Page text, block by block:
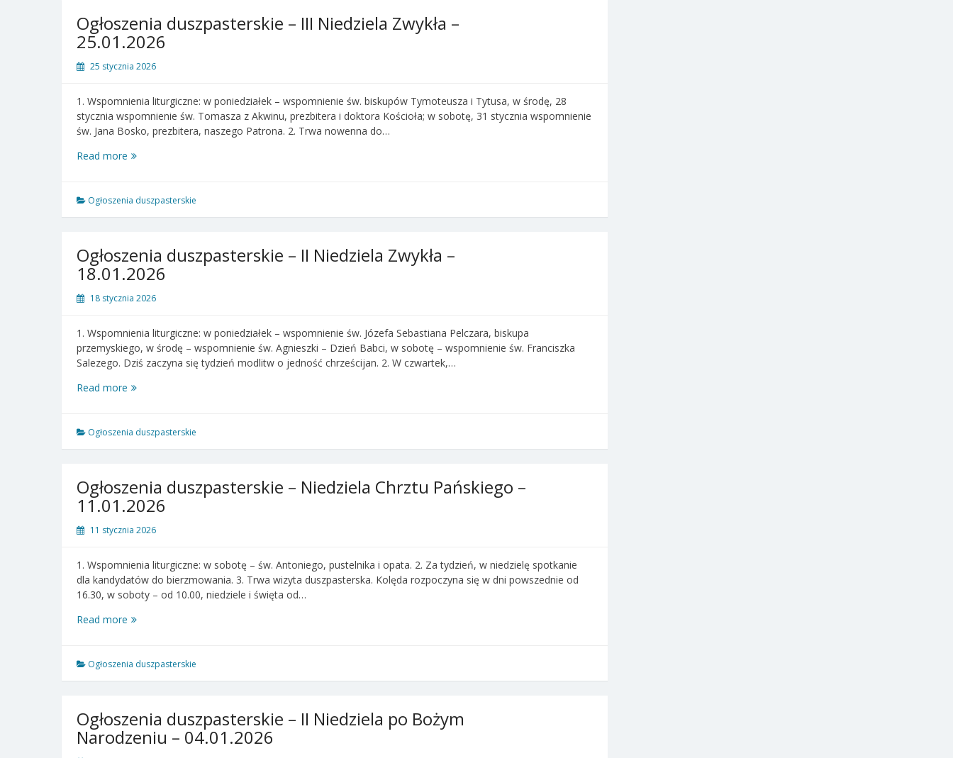
01.02.2026
Ogłoszenia duszpasterskie – III Niedziela Zwykła –
25.01.2026
25 stycznia 2026
1. Wspomnienia liturgiczne: w poniedziałek – wspomnienie św. biskupów Tymoteusza i Tytusa, w środę, 28
stycznia wspomnienie św. Tomasza z Akwinu, prezbitera i doktora Kościoła; w sobotę, 31 stycznia wspomnienie
św. Jana Bosko, prezbitera, naszego Patrona. 2. Trwa nowenna do…
Read more Ogłoszenia
III
Niedziela
25.01.2026
Ogłoszenia duszpasterskie
Ogłoszenia duszpasterskie – II Niedziela Zwykła –
18.01.2026
18 stycznia 2026
1. Wspomnienia liturgiczne: w poniedziałek – wspomnienie św. Józefa Sebastiana Pelczara, biskupa
przemyskiego, w środę – wspomnienie św. Agnieszki – Dzień Babci, w sobotę – wspomnienie św. Franciszka
Salezego. Dziś zaczyna się tydzień modlitw o jedność chrześcijan. 2. W czwartek,…
Read more Ogłoszenia
II
Niedziela
18.01.2026
Ogłoszenia duszpasterskie
Ogłoszenia duszpasterskie – Niedziela Chrztu Pańskiego –
11.01.2026
11 stycznia 2026
1. Wspomnienia liturgiczne: w sobotę – św. Antoniego, pustelnika i opata. 2. Za tydzień, w niedzielę spotkanie
dla kandydatów do bierzmowania. 3. Trwa wizyta duszpasterska. Kolęda rozpoczyna się w dni powszednie od
16.30, w soboty – od 10.00, niedziele i święta od…
Read more Ogłoszenia
Niedziela
Chrztu
11.01.2026
Ogłoszenia duszpasterskie
Ogłoszenia duszpasterskie – II Niedziela po Bożym
Narodzeniu – 04.01.2026